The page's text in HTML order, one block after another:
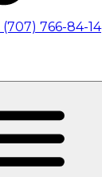
(707) 766-84-14